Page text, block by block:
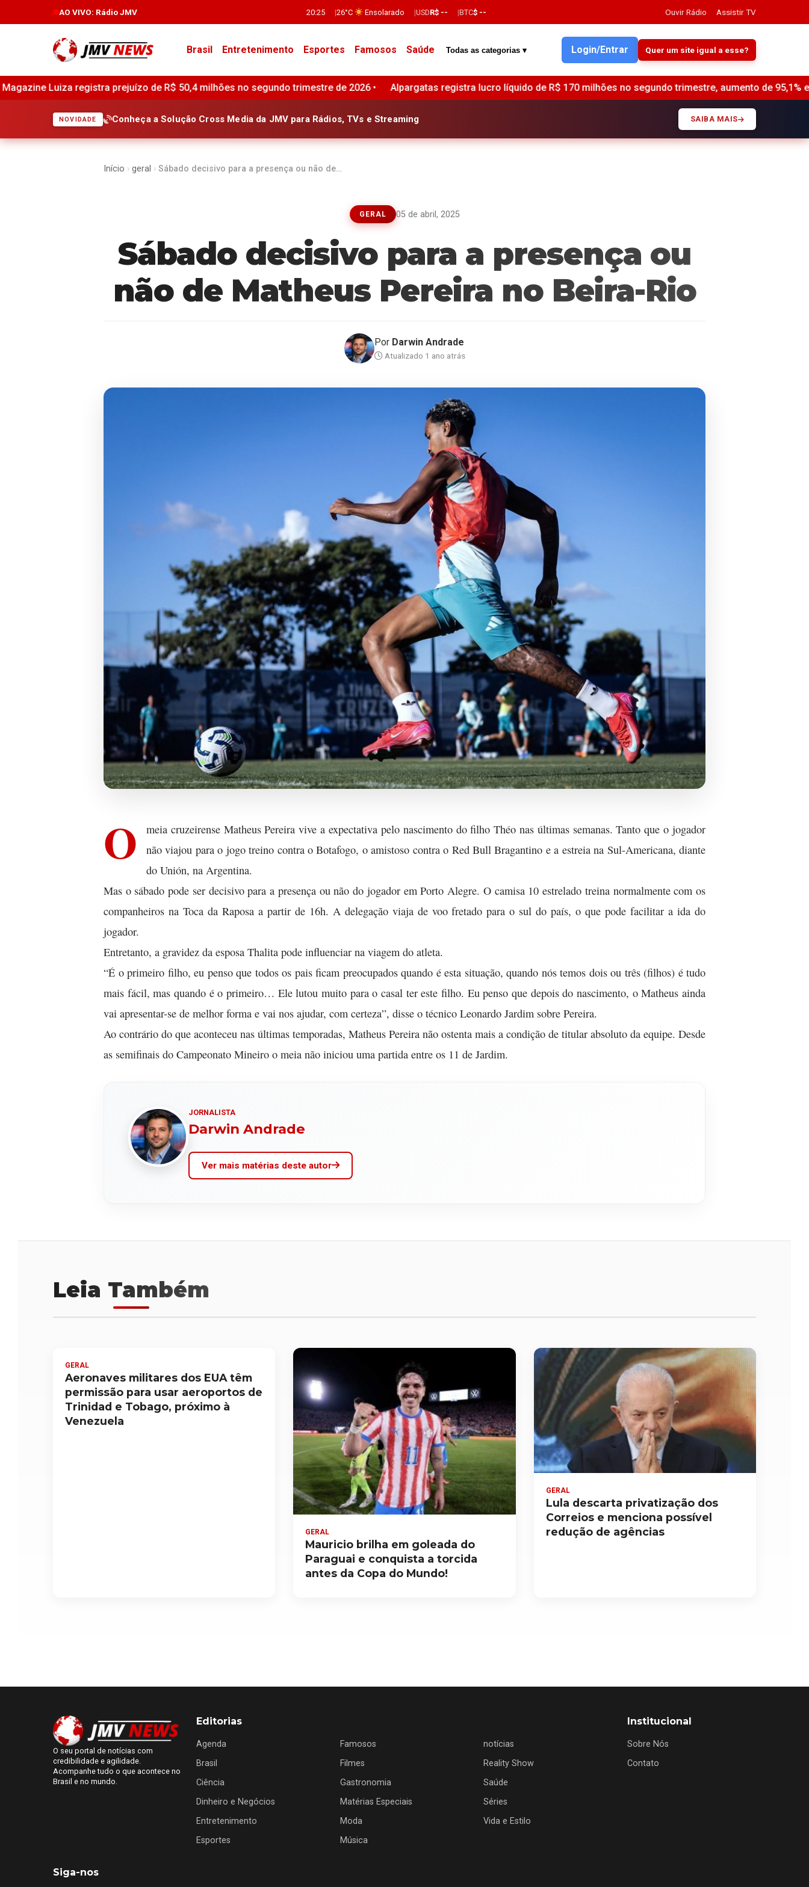
AO VIVO: Rádio JMV 20:25 26°C Ensolarado USDR$ -- BTC$ -- Ouvir Rádio Assistir TV
Brasil Entretenimento Esportes Famosos Saúde Todas as categorias ▾ Login/Entrar Quer um site igual a esse?
de R$ 50,4 milhões no segundo trimestre de 2026 • Alpargatas registra lucro líquido de R$ 170 milhões no segundo trimestre, aumento de 95,1% em relação ao ano anterior •
NOVIDADE Conheça a Solução Cross Media da JMV para Rádios, TVs e Streaming SAIBA MAIS
Início › geral › Sábado decisivo para a presença ou não de…
GERAL 05 de abril, 2025
Sábado decisivo para a presença ou
não de Matheus Pereira no Beira-Rio
Por Darwin Andrade
Atualizado 1 ano atrás
O
meia cruzeirense Matheus Pereira vive a expectativa pelo nascimento do filho Théo nas últimas semanas. Tanto que o jogador
não viajou para o jogo treino contra o Botafogo, o amistoso contra o Red Bull Bragantino e a estreia na Sul-Americana, diante
do Unión, na Argentina.
Mas o sábado pode ser decisivo para a presença ou não do jogador em Porto Alegre. O camisa 10 estrelado treina normalmente com os
companheiros na Toca da Raposa a partir de 16h. A delegação viaja de voo fretado para o sul do país, o que pode facilitar a ida do
jogador.
Entretanto, a gravidez da esposa Thalita pode influenciar na viagem do atleta.
“É o primeiro filho, eu penso que todos os pais ficam preocupados quando é esta situação, quando nós temos dois ou três (filhos) é tudo
mais fácil, mas quando é o primeiro… Ele lutou muito para o casal ter este filho. Eu penso que depois do nascimento, o Matheus ainda
vai apresentar-se de melhor forma e vai nos ajudar, com certeza”, disse o técnico Leonardo Jardim sobre Pereira.
Ao contrário do que aconteceu nas últimas temporadas, Matheus Pereira não ostenta mais a condição de titular absoluto da equipe. Desde
as semifinais do Campeonato Mineiro o meia não iniciou uma partida entre os 11 de Jardim.
JORNALISTA
Darwin Andrade
Ver mais matérias deste autor
Leia Também
GERAL
Aeronaves militares dos EUA têm
permissão para usar aeroportos de
Trinidad e Tobago, próximo à
Venezuela
GERAL
Mauricio brilha em goleada do
Paraguai e conquista a torcida
antes da Copa do Mundo!
GERAL
Lula descarta privatização dos
Correios e menciona possível
redução de agências
O seu portal de notícias com
credibilidade e agilidade.
Acompanhe tudo o que acontece no
Brasil e no mundo.
Editorias
Agenda
Brasil
Ciência
Dinheiro e Negócios
Entretenimento
Esportes
Famosos
Filmes
Gastronomia
Matérias Especiais
Moda
Música
notícias
Reality Show
Saúde
Séries
Vida e Estilo
Institucional
Sobre Nós
Contato
Siga-nos